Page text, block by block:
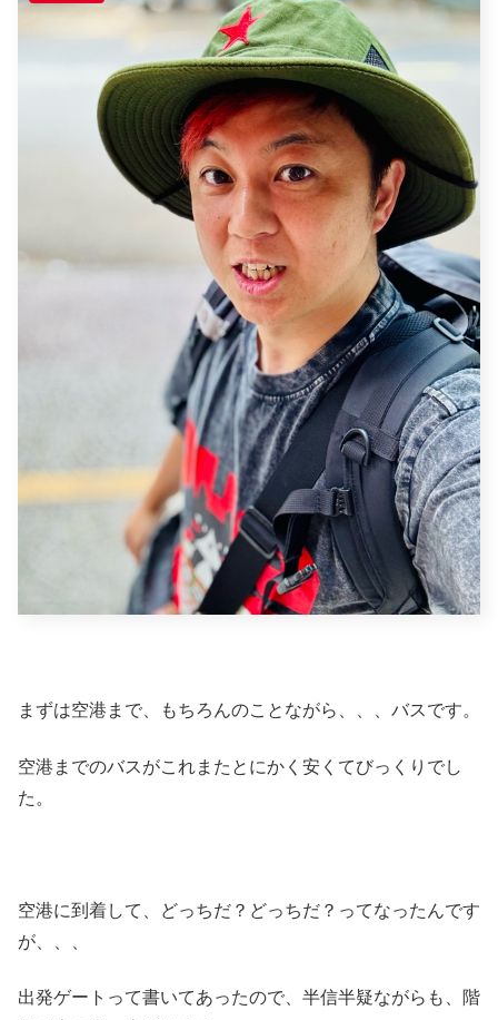
まずは空港まで、もちろんのことながら、、、バスです。
空港までのバスがこれまたとにかく安くてびっくりでし
た。
空港に到着して、どっちだ？どっちだ？ってなったんです
が、、、
出発ゲートって書いてあったので、半信半疑ながらも、階